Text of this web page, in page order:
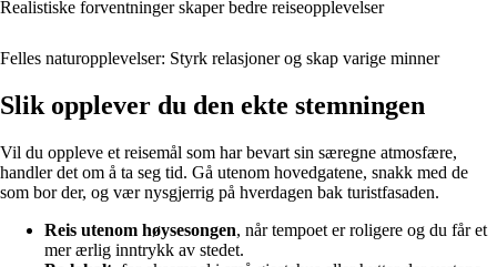
Realistiske forventninger skaper bedre reiseopplevelser
Felles naturopplevelser: Styrk relasjoner og skap varige minner
Slik opplever du den ekte stemningen
Vil du oppleve et reisemål som har bevart sin særegne atmosfære,
handler det om å ta seg tid. Gå utenom hovedgatene, snakk med de
som bor der, og vær nysgjerrig på hverdagen bak turistfasaden.
Reis utenom høysesongen, når tempoet er roligere og du får et
mer ærlig inntrykk av stedet.